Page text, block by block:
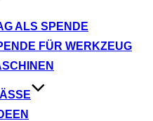
ALS SPENDE
FÜR WERKZEUG